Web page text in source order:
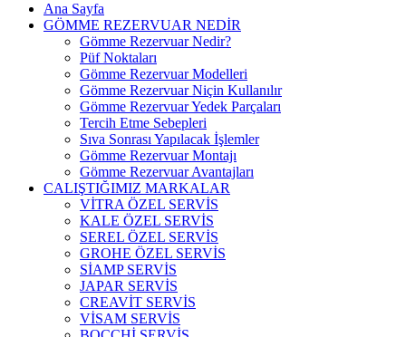
Ana Sayfa
GÖMME REZERVUAR NEDİR
Gömme Rezervuar Nedir?
Püf Noktaları
Gömme Rezervuar Modelleri
Gömme Rezervuar Niçin Kullanılır
Gömme Rezervuar Yedek Parçaları
Tercih Etme Sebepleri
Sıva Sonrası Yapılacak İşlemler
Gömme Rezervuar Montajı
Gömme Rezervuar Avantajları
CALIŞTIĞIMIZ MARKALAR
VİTRA ÖZEL SERVİS
KALE ÖZEL SERVİS
SEREL ÖZEL SERVİS
GROHE ÖZEL SERVİS
SİAMP SERVİS
JAPAR SERVİS
CREAVİT SERVİS
VİSAM SERVİS